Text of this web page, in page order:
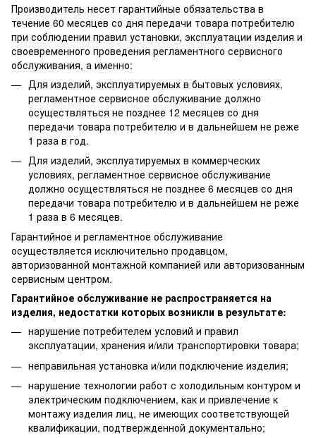
Производитель несет гарантийные обязательства в
течение 60 месяцев со дня передачи товара потребителю
при соблюдении правил установки, эксплуатации изделия и
своевременного проведения регламентного сервисного
обслуживания, а именно:
Для изделий, эксплуатируемых в бытовых условиях,
регламентное сервисное обслуживание должно
осуществляться не позднее 12 месяцев со дня
передачи товара потребителю и в дальнейшем не реже
1 раза в год.
Для изделий, эксплуатируемых в коммерческих
условиях, регламентное сервисное обслуживание
должно осуществляться не позднее 6 месяцев со дня
передачи товара потребителю и в дальнейшем не реже
1 раза в 6 месяцев.
Гарантийное и регламентное обслуживание
осуществляется исключительно продавцом,
авторизованной монтажной компанией или авторизованным
сервисным центром.
Гарантийное обслуживание не распространяется на
изделия, недостатки которых возникли в результате:
нарушение потребителем условий и правил
эксплуатации, хранения и/или транспортировки товара;
неправильная установка и/или подключение изделия;
нарушение технологии работ с холодильным контуром и
электрическим подключением, как и привлечение к
монтажу изделия лиц, не имеющих соответствующей
квалификации, подтвержденной документально;